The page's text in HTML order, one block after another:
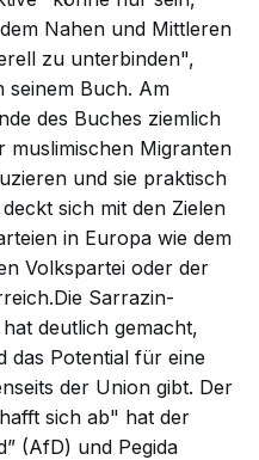
Nahen und Mittleren
zu unterbinden",
seinem Buch. Am
des Buches ziemlich
muslimischen Migranten
und sie praktisch
sich mit den Zielen
in Europa wie dem
Volkspartei oder der
Sarrazin-
deutlich gemacht,
das Potential für eine
der Union gibt. Der
sich ab" hat der
(AfD) und Pegida